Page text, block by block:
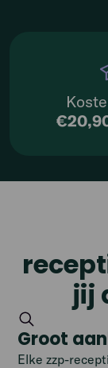
jij
Groot
Elke zzp-